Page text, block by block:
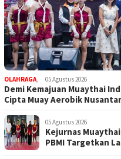
OLAHRAGA 05 Agustus 2026
Demi Kemajuan Muaythai
Cipta Muay Aerobik
05 Agustus 2026
Kejurnas
PBMI Targetkan